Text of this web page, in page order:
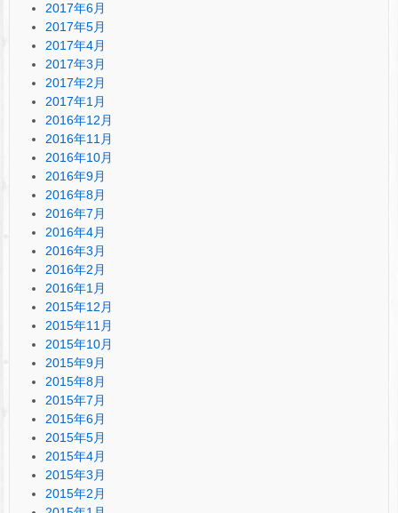
2017年6月
2017年5月
2017年4月
2017年3月
2017年2月
2017年1月
2016年12月
2016年11月
2016年10月
2016年9月
2016年8月
2016年7月
2016年4月
2016年3月
2016年2月
2016年1月
2015年12月
2015年11月
2015年10月
2015年9月
2015年8月
2015年7月
2015年6月
2015年5月
2015年4月
2015年3月
2015年2月